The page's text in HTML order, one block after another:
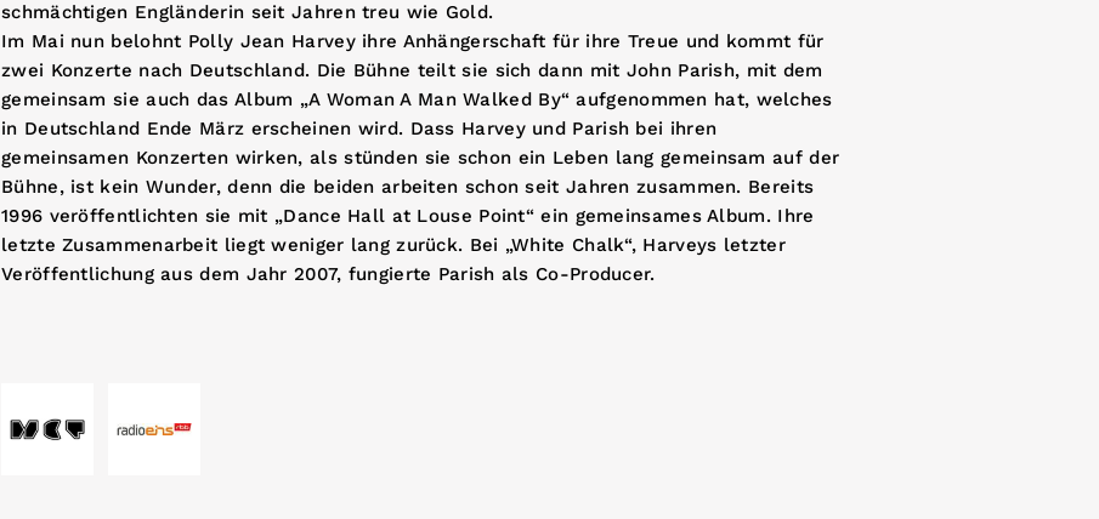
schmächtigen Engländerin seit Jahren treu wie Gold.
Im Mai nun belohnt Polly Jean Harvey ihre Anhängerschaft für ihre Treue und kommt für
zwei Konzerte nach Deutschland. Die Bühne teilt sie sich dann mit John Parish, mit dem
gemeinsam sie auch das Album „A Woman A Man Walked By“ aufgenommen hat, welches
in Deutschland Ende März erscheinen wird. Dass Harvey und Parish bei ihren
gemeinsamen Konzerten wirken, als stünden sie schon ein Leben lang gemeinsam auf der
Bühne, ist kein Wunder, denn die beiden arbeiten schon seit Jahren zusammen. Bereits
1996 veröffentlichten sie mit „Dance Hall at Louse Point“ ein gemeinsames Album. Ihre
letzte Zusammenarbeit liegt weniger lang zurück. Bei „White Chalk“, Harveys letzter
Veröffentlichung aus dem Jahr 2007, fungierte Parish als Co-Producer.